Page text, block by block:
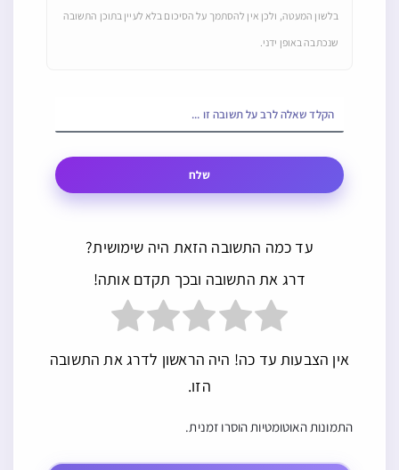
בלשון המעטה, ולכן אין להסתמך על הסיכום בלא לעיין בתוכן התשובה
שנכתבה באופן ידני.
שלח
עד כמה התשובה הזאת היה שימושית?
דרג את התשובה ובכך תקדם אותה!
אין הצבעות עד כה! היה הראשון לדרג את התשובה
הזו.
התמונות האוטומטיות הוסרו זמנית.